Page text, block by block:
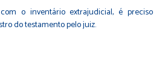
o inventário extrajudicial, é preciso
do testamento pelo juiz.